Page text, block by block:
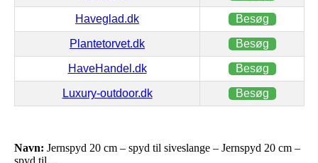
Haveglad.dk Besøg
Plantetorvet.dk Besøg
HaveHandel.dk Besøg
Luxury-outdoor.dk Besøg
Navn: Jernspyd 20 cm – spyd til siveslange – Jernspyd 20 cm –
spyd til…